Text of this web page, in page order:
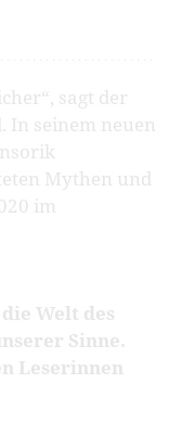
sagt der
In seinem neuen
Mythen und
im
Welt des
Sinne.
Leserinnen